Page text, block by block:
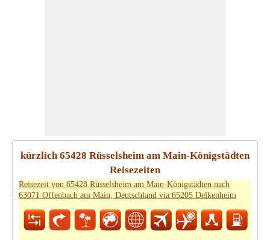
kürzlich 65428 Rüsselsheim am Main-Königstädten
Reisezeiten
Reisezeit von 65428 Rüsselsheim am Main-Königstädten nach
63071 Offenbach am Main, Deutschland via 65205 Delkenheim